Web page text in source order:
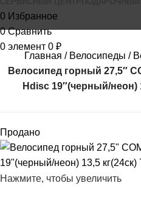
0 Избранное
0 Сравнить
0 элемент 0 ₽
Главная
Велосипеды
Велосипед горный 27,5″
Hdisc 19″(черный/неон)
Продано
Нажмите, чтобы увеличить